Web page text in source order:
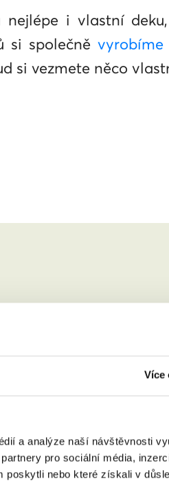
Více
a analýze naší návštěvnosti
pro sociální média,
poskytli nebo které získali v
nejlépe i vlastní
si společně
si vezmete něco